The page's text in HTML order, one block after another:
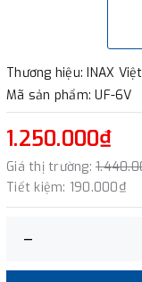
Thương hiệu: INAX
Mã sản phẩm: UF-6V
1.250.000₫
Giá thị trường:
Tiết kiệm: 190.000₫
–